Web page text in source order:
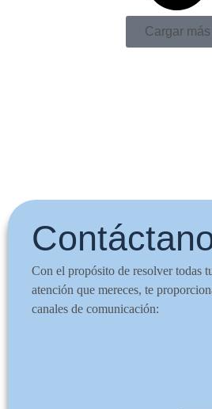
Cargar más
Con el propósito de resolver todas
atención que mereces, te
canales de comunicación: